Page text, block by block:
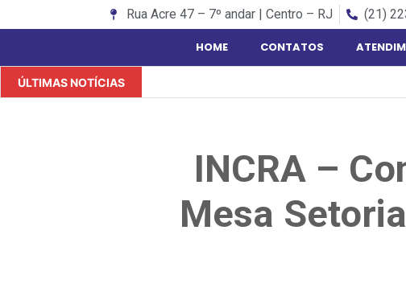
Rua Acre 47 – 7º andar | Centro – RJ (21)
ÚLTIMAS NOTÍCIAS
HOME CONTATOS
INCRA –
Mesa